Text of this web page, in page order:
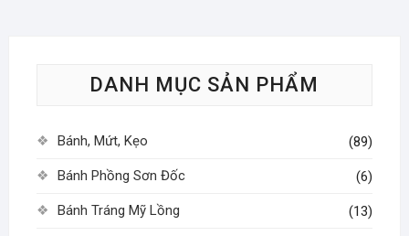
DANH MỤC SẢN PHẨM
Bánh, Mứt, Kẹo (89)
Bánh Phồng Sơn Đốc (6)
Bánh Tráng Mỹ Lồng (13)